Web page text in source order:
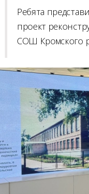
Ребята
проект
СОШ Кромского